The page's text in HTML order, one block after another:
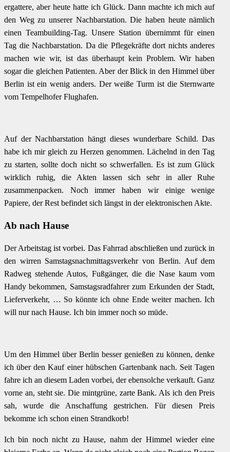
ergattere, aber heute hatte ich Glück. Dann machte ich mich auf
den Weg zu unserer Nachbarstation. Die haben heute nämlich
einen Teambuilding-Tag. Unsere Station übernimmt für einen
Tag die Nachbarstation. Da die Pflegekräfte dort nichts anderes
machen wie wir, ist das überhaupt kein Problem. Wir haben
sogar die gleichen Patienten. Aber der Blick in den Himmel über
Berlin ist ein wenig anders. Der weiße Turm ist die Sternwarte
vom Tempelhofer Flughafen.
Auf der Nachbarstation hängt dieses wunderbare Schild. Das
habe ich mir gleich zu Herzen genommen. Lächelnd in den Tag
zu starten, sollte doch nicht so schwerfallen. Es ist zum Glück
wirklich ruhig, die Akten lassen sich sehr in aller Ruhe
zusammenpacken. Noch immer haben wir einige wenige
Papiere, der Rest befindet sich längst in der elektronischen Akte.
Ab nach Hause
Der Arbeitstag ist vorbei. Das Fahrrad abschließen und zurück in
den wirren Samstagsnachmittagsverkehr von Berlin. Auf dem
Radweg stehende Autos, Fußgänger, die die Nase kaum vom
Handy bekommen, Samstagsradfahrer zum Erkunden der Stadt,
Lieferverkehr, … So könnte ich ohne Ende weiter machen. Ich
will nur nach Hause. Ich bin immer noch so müde.
Um den Himmel über Berlin besser genießen zu können, denke
ich über den Kauf einer hübschen Gartenbank nach. Seit Tagen
fahre ich an diesem Laden vorbei, der ebensolche verkauft. Ganz
vorne an, steht sie. Die mintgrüne, zarte Bank. Als ich den Preis
sah, wurde die Anschaffung gestrichen. Für diesen Preis
bekomme ich schon einen Strandkorb!
Ich bin noch nicht zu Hause, nahm der Himmel wieder eine